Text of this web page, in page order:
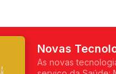
Novas
As novas